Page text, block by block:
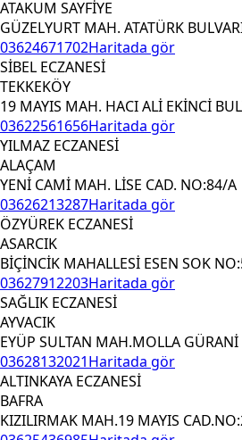
ATAKUM SAYFİYE
GÜZELYURT MAH. ATATÜRK
03624671702Haritada gör
SİBEL ECZANESİ
TEKKEKÖY
19 MAYIS MAH. HACI ALİ EKİNCİ
03622561656Haritada gör
YILMAZ ECZANESİ
ALAÇAM
YENİ CAMİ MAH. LİSE CAD. NO:84/A
03626213287Haritada gör
ÖZYÜREK ECZANESİ
ASARCIK
BİÇİNCİK MAHALLESİ ESEN SOK
03627912203Haritada gör
SAĞLIK ECZANESİ
AYVACIK
EYÜP SULTAN MAH.MOLLA
03628132021Haritada gör
ALTINKAYA ECZANESİ
BAFRA
KIZILIRMAK MAH.19 MAYIS